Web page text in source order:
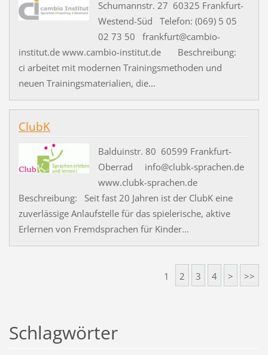
Schumannstr. 27 60325 Frankfurt-
Westend-Süd Telefon: (069) 5 05
02 73 50 frankfurt@cambio-
institut.de www.cambio-institut.de Beschreibung:
ci arbeitet mit modernen Trainingsmethoden und
neuen Trainingsmaterialien, die...
ClubK
Balduinstr. 80 60599 Frankfurt-
Oberrad info@clubk-sprachen.de
www.clubk-sprachen.de
Beschreibung: Seit fast 20 Jahren ist der ClubK eine
zuverlässige Anlaufstelle für das spielerische, aktive
Erlernen von Fremdsprachen für Kinder...
1 2 3 4 > >>
Schlagwörter